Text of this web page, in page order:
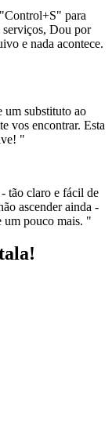
para
Dou por
e nada acontece.
um substituto ao
vos encontrar. Esta
"
tão claro e fácil de
ascender ainda -
um pouco mais. "